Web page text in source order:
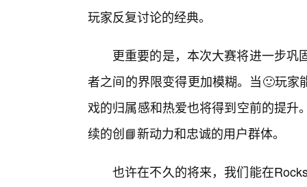
玩家反复讨论的经典。
更重要的是，本次大赛将进一步巩
者之间的界限变得更加模糊。当🙂玩
戏的归属感和热爱也将得到空前的提
续的创📘新动力和忠诚的用户群体。
也许在不久的将来，我们能在